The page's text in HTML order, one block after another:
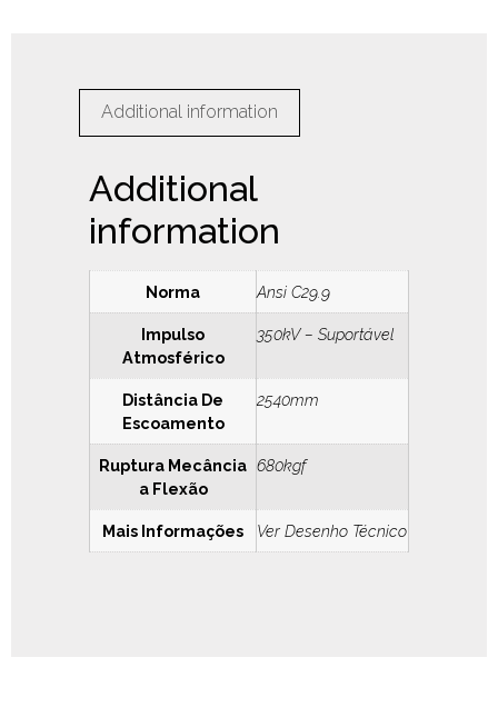
Additional information
Additional
information
Norma Ansi C29.9
Impulso
Atmosférico
350kV – Suportável
Distância De
Escoamento
2540mm
Ruptura Mecância
a Flexão
680kgf
Mais Informações Ver Desenho Técnico